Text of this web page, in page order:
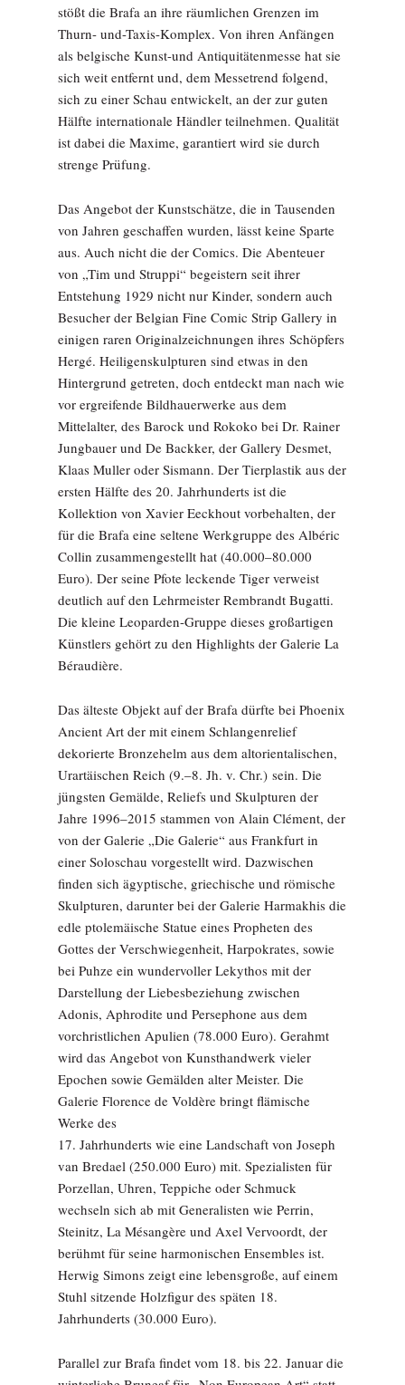
stößt die Brafa an ihre räumlichen Grenzen im
Thurn- und-Taxis-Komplex. Von ihren Anfängen
als belgische Kunst-und Antiquitätenmesse hat sie
sich weit ­entfernt und, dem Messetrend folgend,
sich zu einer Schau ­entwickelt, an der zur guten
Hälfte internationale Händler teilnehmen. Qualität
ist dabei die Maxime, garantiert wird sie durch
strenge Prüfung.
Das Angebot der Kunstschätze, die in Tausenden
von Jahren geschaffen wurden, lässt keine Sparte
aus. Auch nicht die der Comics. Die Abenteuer
von „Tim und Struppi“ begeistern seit ihrer
Entstehung 1929 nicht nur Kinder, sondern auch
Besucher der Belgian Fine Comic Strip Gallery in
einigen raren Originalzeichnungen ihres Schöpfers
Hergé. Heiligenskulpturen sind etwas in den
Hintergrund getreten, doch entdeckt man nach wie
vor ergreifende Bildhauerwerke aus dem
Mittelalter, des Barock und Rokoko bei Dr. Rainer
Jungbauer und De Backker, der Gallery Desmet,
Klaas Muller oder Sismann. Der Tierplastik aus der
ersten Hälfte des 20. Jahrhunderts ist die
Kollektion von Xavier Eeckhout vorbehalten, der
für die Brafa eine seltene Werkgruppe des Albéric
Collin zusammengestellt hat (40.000–80.000
Euro). Der seine Pfote leckende Tiger verweist
deutlich auf den Lehrmeister Rembrandt Bugatti.
Die kleine Leoparden-Gruppe dieses großartigen
Künstlers gehört zu den Highlights der Galerie La
Béraudière.
Das älteste Objekt auf der Brafa dürfte bei Phoenix
Ancient Art der mit einem Schlangen­relief
dekorierte Bronzehelm aus dem altorientalischen,
Urartäischen Reich (9.–8. Jh. v. Chr.) sein. Die
jüngsten Gemälde, Reliefs und Skulpturen der
Jahre 1996–2015 stammen von Alain Clément, der
von der Galerie „Die Galerie“ aus Frankfurt in
einer Soloschau vorgestellt wird. Dazwischen
finden sich ägyptische, griechische und römische
Skulpturen, darunter bei der Galerie Harmakhis die
edle ptolemäische Statue eines Propheten des
Gottes der Verschwiegenheit, Harpokrates, sowie
bei Puhze ein wundervoller Lekythos mit der
Darstellung der Liebesbeziehung zwischen
Adonis, Aphrodite und Persephone aus dem
vorchristlichen Apulien (78.000 Euro). Gerahmt
wird das Angebot von Kunsthandwerk vieler
Epochen sowie Gemälden alter Meister. Die
Galerie Florence de Voldère bringt flämische
Werke des
17. Jahrhunderts wie eine Landschaft von Joseph
van Bredael (250.000 Euro) mit. Spezialisten für
Porzellan, Uhren, Teppiche oder Schmuck
wechseln sich ab mit Generalisten wie Perrin,
Steinitz, La Mésangère und Axel Vervoordt, der
berühmt für seine harmonischen Ensembles ist.
Herwig Simons zeigt eine lebensgroße, auf einem
Stuhl sitzende Holzfigur des späten 18.
Jahrhunderts (30.000 Euro).
Parallel zur Brafa findet vom 18. bis 22. Januar die